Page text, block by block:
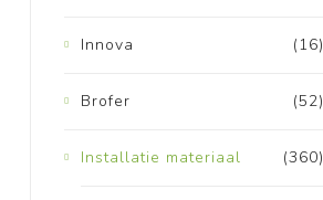
(16)
Innova
(52)
Brofer
(360)
Installatie materiaal